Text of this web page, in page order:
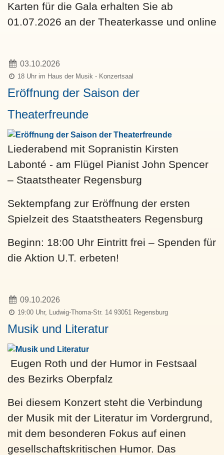
Karten für die Gala erhalten Sie ab
01.07.2026 an der Theaterkasse und online
03.10.2026
18 Uhr im Haus der Musik - Konzertsaal
Eröffnung der Saison der
Theaterfreunde
Liederabend mit Sopranistin Kirsten
Labonté - am Flügel Pianist John Spencer
– Staatstheater Regensburg
Sektempfang zur Eröffnung der ersten
Spielzeit des Staatstheaters Regensburg
Beginn: 18:00 Uhr Eintritt frei – Spenden für
die Aktion U.T. erbeten!
09.10.2026
19:00 Uhr, Ludwig-Thoma-Str. 14 93051 Regensburg
Musik und Literatur
Eugen Roth und der Humor in Festsaal
des Bezirks Oberpfalz
Bei diesem Konzert steht die Verbindung
der Musik mit der Literatur im Vordergrund,
mit dem besonderen Fokus auf einen
gesellschaftskritischen Humor. Das